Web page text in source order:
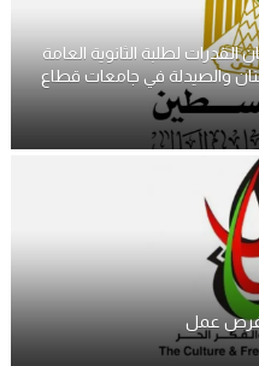
القدرات لطلبة الثانوية العامة
والصيدلة في جامعات قطاع
فرص عمل